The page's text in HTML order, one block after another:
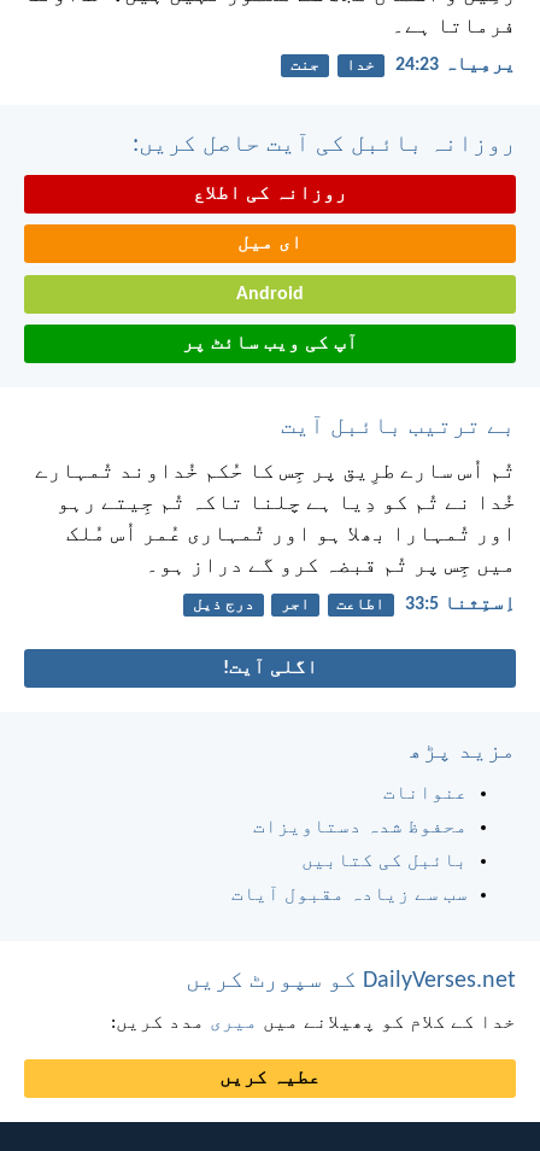
فرماتا ہے۔
یرمِیاہ 23:‏24 خدا جنت
روزانہ بائبل کی آیت حاصل کریں:
روزانہ کی اطلاع
ای میل
Android
آپ کی ویب سائٹ پر
بے ترتیب بائبل آیت
تُم اُس سارے طرِیق پر جِس کا حُکم خُداوند تُمہارے
خُدا نے تُم کو دِیا ہے چلنا تاکہ تُم جِیتے رہو
اور تُمہارا بھلا ہو اور تُمہاری عُمر اُس مُلک
میں جِس پر تُم قبضہ کرو گے دراز ہو۔
اِستِثنا 5:‏33 اطاعت اجر درج ذیل
اگلی آیت!
مزید پڑھ
عنوانات
محفوظ شدہ دستاویزات
بائبل کی کتابیں
سب سے زیادہ مقبول آیات
DailyVerses.net کو سپورٹ کریں
خدا کے کلام کو پھیلانے میں میری مدد کریں:
عطیہ کریں